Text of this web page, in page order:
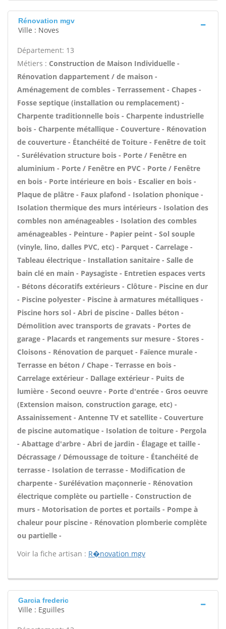
Rénovation mgv
Ville : Noves
Département: 13
Métiers : Construction de Maison Individuelle -
Rénovation dappartement / de maison -
Aménagement de combles - Terrassement - Chapes -
Fosse septique (installation ou remplacement) -
Charpente traditionnelle bois - Charpente industrielle
bois - Charpente métallique - Couverture - Rénovation
de couverture - Étanchéité de Toiture - Fenêtre de toit
- Surélévation structure bois - Porte / Fenêtre en
aluminium - Porte / Fenêtre en PVC - Porte / Fenêtre
en bois - Porte intérieure en bois - Escalier en bois -
Plaque de plâtre - Faux plafond - Isolation phonique -
Isolation thermique des murs intérieurs - Isolation des
combles non aménageables - Isolation des combles
aménageables - Peinture - Papier peint - Sol souple
(vinyle, lino, dalles PVC, etc) - Parquet - Carrelage -
Tableau électrique - Installation sanitaire - Salle de
bain clé en main - Paysagiste - Entretien espaces verts
- Bétons décoratifs extérieurs - Clôture - Piscine en dur
- Piscine polyester - Piscine à armatures métalliques -
Piscine hors sol - Abri de piscine - Dalles béton -
Démolition avec transports de gravats - Portes de
garage - Placards et rangements sur mesure - Stores -
Cloisons - Rénovation de parquet - Faïence murale -
Terrasse en béton / Chape - Terrasse en bois -
Carrelage extérieur - Dallage extérieur - Puits de
lumière - Second oeuvre - Porte d'entrée - Gros oeuvre
(Extension maison, construction garage, etc) -
Assainissement - Antenne TV et satellite - Couverture
de piscine automatique - Isolation de toiture - Pergola
- Abattage d'arbre - Abri de jardin - Élagage et taille -
Décrassage / Démoussage de toiture - Étanchéité de
terrasse - Isolation de terrasse - Modification de
charpente - Surélévation maçonnerie - Rénovation
électrique complète ou partielle - Construction de
murs - Motorisation de portes et portails - Pompe à
chaleur pour piscine - Rénovation plomberie complète
ou partielle -
Voir la fiche artisan : R�novation mgv
Garcia frederic
Ville : Eguilles